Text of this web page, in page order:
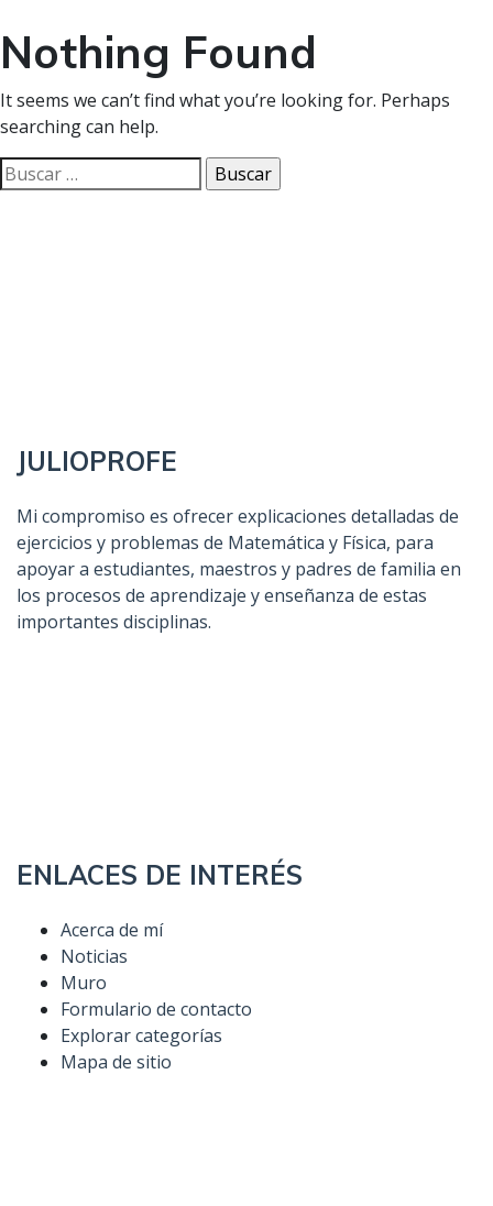
Nothing Found
It seems we can’t find what you’re looking for. Perhaps
searching can help.
Buscar:
JULIOPROFE
Mi compromiso es ofrecer explicaciones detalladas de
ejercicios y problemas de Matemática y Física, para
apoyar a estudiantes, maestros y padres de familia en
los procesos de aprendizaje y enseñanza de estas
importantes disciplinas.
ENLACES DE INTERÉS
Acerca de mí
Noticias
Muro
Formulario de contacto
Explorar categorías
Mapa de sitio